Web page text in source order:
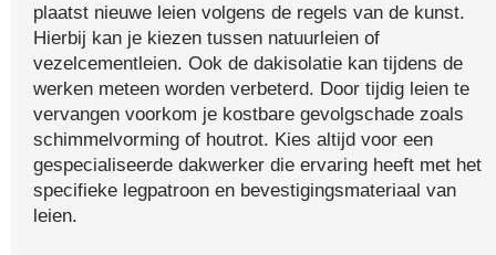
plaatst nieuwe leien volgens de regels van de kunst.
Hierbij kan je kiezen tussen natuurleien of
vezelcementleien. Ook de dakisolatie kan tijdens de
werken meteen worden verbeterd. Door tijdig leien te
vervangen voorkom je kostbare gevolgschade zoals
schimmelvorming of houtrot. Kies altijd voor een
gespecialiseerde dakwerker die ervaring heeft met het
specifieke legpatroon en bevestigingsmateriaal van
leien.